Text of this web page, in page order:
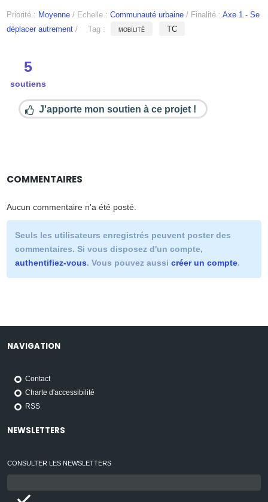
Priorité : Moyenne / Echelle :Communauté urbaine / Finalité :Axe 1 - Se
déplacer autrement / Tag : mobilité TC
5
soutiens
J'apporte mon soutien à ce projet !
COMMENTAIRES
Aucun commentaire n'a été posté.
Seuls les utilisateurs enregistrés peuvent poster des
commentaires. Si vous disposez d'un compte,
authentifiez-vous. Vous pouvez aussicréer un compte.
NAVIGATION
Contact
Charte d'accessibilité
RSS
NEWSLETTERS
CONSULTER LES NEWSLETTERS
: